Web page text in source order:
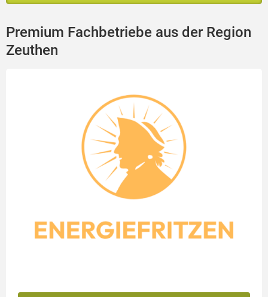
Premium Fachbetriebe aus der Region
Zeuthen